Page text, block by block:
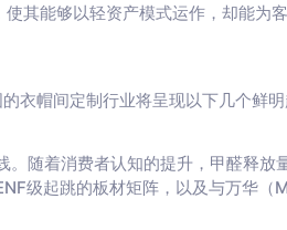
其能够以轻资产模式运作，却能为
衣帽间定制行业将呈现以下几个鲜
。随着消费者认知的提升，甲醛释放
级起跳的板材矩阵，以及与万华（